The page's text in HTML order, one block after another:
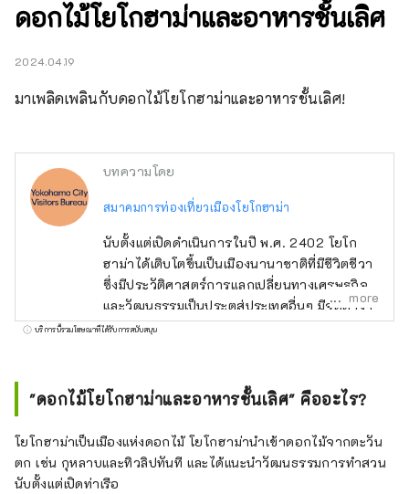
ดอกไม้โยโกฮาม่าและอาหารชั้นเลิศ
2024.04.19
มาเพลิดเพลินกับดอกไม้โยโกฮาม่าและอาหารชั้นเลิศ!
บทความโดย
สมาคมการท่องเที่ยวเมืองโยโกฮาม่า
นับตั้งแต่เปิดดำเนินการในปี พ.ศ. 2402 โยโก
ฮาม่าได้เติบโตขึ้นเป็นเมืองนานาชาติที่มีชีวิตชีวา
ซึ่งมีประวัติศาสตร์การแลกเปลี่ยนทางเศรษฐกิจ
และวัฒนธรรมเป็นประตูสู่ประเทศอื่นๆ มีจุดต่างๆ
มากมายรอบเมืองที่บอกเล่าเรื่องราวการเปิด
เมืองที่มีการเปลี่ยนแปลงและพัฒนาอยู่ตลอดเวลา
โดยมีศูนย์กลางอยู่ที่พื้นที่มินาโตะมิไร 21 ซึ่งอยู่
ระหว่างการพัฒนาพร้อมสิ่งอำนวยความสะดวกที่
เน้นประสบการณ์ล้ำสมัยและฐานการวิจัยและ
พัฒนาสำหรับบริษัทระดับโลก ยินดีต้อนรับสู่เมือง
more
บริการนี้รวมโฆษณาที่ได้รับการสนับสนุน
"ดอกไม้โยโกฮาม่าและอาหารชั้นเลิศ" คืออะไร?
โยโกฮาม่าเป็นเมืองแห่งดอกไม้ โยโกฮาม่านำเข้าดอกไม้จากตะวัน
ตก เช่น กุหลาบและทิวลิปทันที และได้แนะนำวัฒนธรรมการทำสวน
นับตั้งแต่เปิดท่าเรือ